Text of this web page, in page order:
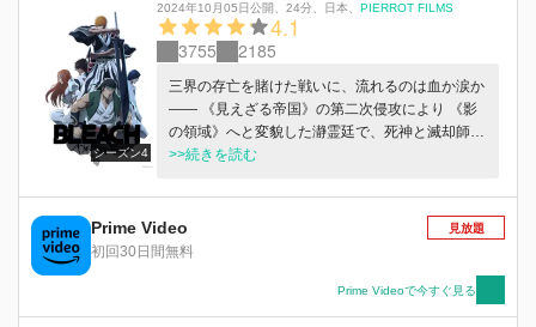
シーズン4
2024年10月05日公開、 24分、 日本、 PIERROT FILMS
4.1
3755 2185
三界の存亡を賭けた戦いに、流れるのは血か涙か
―― 《見えざる帝国》の第二次侵攻により 《影
の領域》へと変貌した瀞霊廷で、死神と滅却師の
戦いは続く。 奪われた卍解を取り戻し、反撃の
団の聖章騎士たちを撃破していく。 そんな中、
霊王宮での修業を終えて、新たな力を得た阿散井
恋次、朽木ルキア、 そして――黒崎一護が瀞霊
る一護の前に立ちはだかったのは石田雨竜。 引
き絞った弓を向ける友の真意を問う一護に、 雨
>>続きを読む
Prime Video
初回30日間無料
見放題
Prime Videoで今すぐ見る